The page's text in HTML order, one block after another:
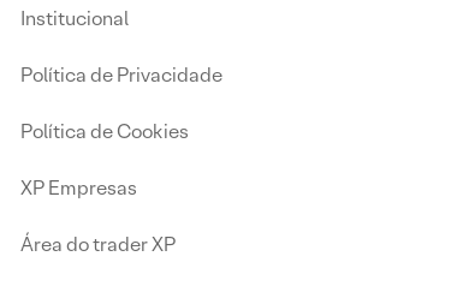
Institucional
Política de Privacidade
Política de Cookies
XP Empresas
Área do trader XP